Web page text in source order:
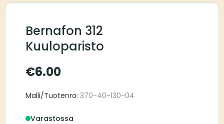
Bernafon 312
Kuuloparisto
€6.00
Malli/Tuotenro: 370-40-130-04
Varastossa